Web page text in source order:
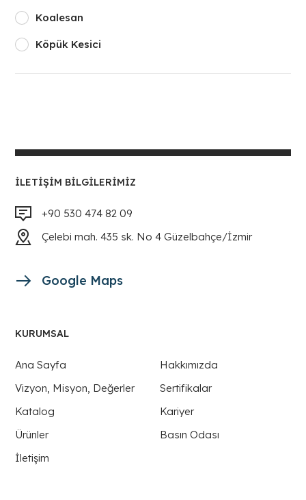
Koalesan
Köpük Kesici
İLETIŞIM BILGILERIMIZ
+90 530 474 82 09
Çelebi mah. 435 sk. No 4 Güzelbahçe/İzmir
Google Maps
KURUMSAL
Ana Sayfa
Hakkımızda
Vizyon, Misyon, Değerler
Sertifikalar
Katalog
Kariyer
Ürünler
Basın Odası
İletişim